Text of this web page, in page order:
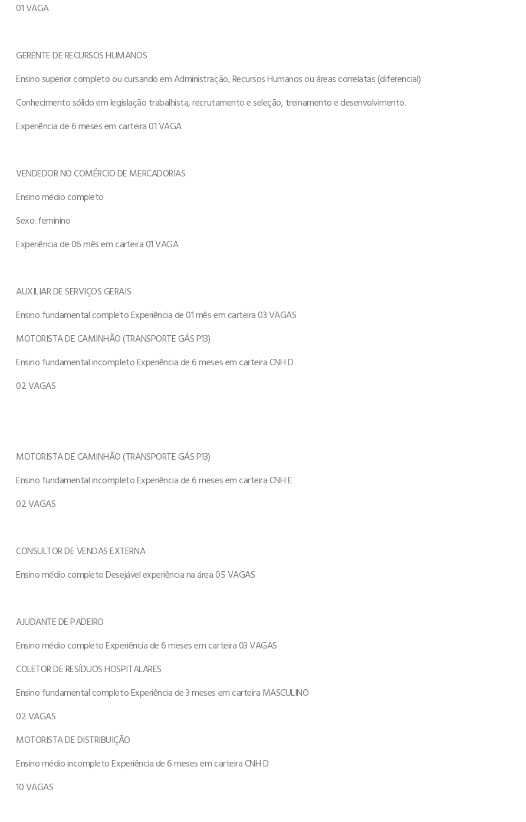
01 VAGA
GERENTE DE RECURSOS HUMANOS
Ensino superior completo ou cursando em Administração, Recursos Humanos ou áreas correlatas (diferencial)
Conhecimento sólido em legislação trabalhista, recrutamento e seleção, treinamento e desenvolvimento.
Experiência de 6 meses em carteira 01 VAGA
VENDEDOR NO COMÉRCIO DE MERCADORIAS
Ensino médio completo
Sexo: feminino
Experiência de 06 mês em carteira 01 VAGA
AUXILIAR DE SERVIÇOS GERAIS
Ensino fundamental completo Experiência de 01 mês em carteira 03 VAGAS
MOTORISTA DE CAMINHÃO (TRANSPORTE GÁS P13)
Ensino fundamental incompleto Experiência de 6 meses em carteira CNH D
02 VAGAS
MOTORISTA DE CAMINHÃO (TRANSPORTE GÁS P13)
Ensino fundamental incompleto Experiência de 6 meses em carteira CNH E
02 VAGAS
CONSULTOR DE VENDAS EXTERNA
Ensino médio completo Desejável experiência na área 05 VAGAS
AJUDANTE DE PADEIRO
Ensino médio completo Experiência de 6 meses em carteira 03 VAGAS
COLETOR DE RESÍDUOS HOSPITALARES
Ensino fundamental completo Experiência de 3 meses em carteira MASCULINO
02 VAGAS
MOTORISTA DE DISTRIBUIÇÃO
Ensino médio incompleto Experiência de 6 meses em carteira CNH D
10 VAGAS